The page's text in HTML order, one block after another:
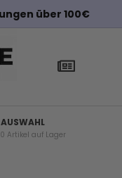
Artikel auf Lager